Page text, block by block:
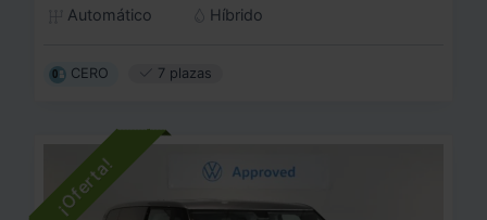
Automático
Híbrido
CERO 7 plazas